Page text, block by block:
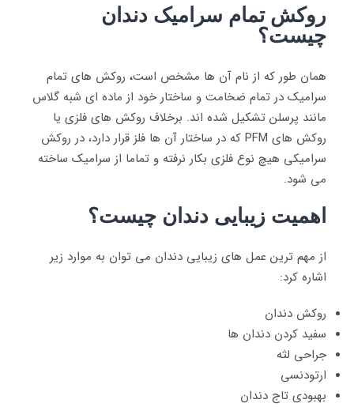
روکش تمام سرامیک دندان
چیست؟
همان طور که از نام آن ها مشخص است، روکش های تمام
سرامیک در تمام ضخامت و ساختار خود از ماده ای شبه گلاس
مانند پرسلن تشکیل شده اند. برخلاف روکش های فلزی یا
روکش های PFM که در ساختار آن ها فلز قرار دارد، در روکش
سرامیکی هیچ نوع فلزی بکار نرفته و تماما از سرامیک ساخته
می شود.
اهمیت زیبایی دندان چیست؟
از مهم ترین عمل های زیبایی دندان می توان به موارد زیر
اشاره کرد:
روکش دندان
سفید کردن دندان ها
جراحی لثه
ارتودنسی
بهبودی تاج دندان